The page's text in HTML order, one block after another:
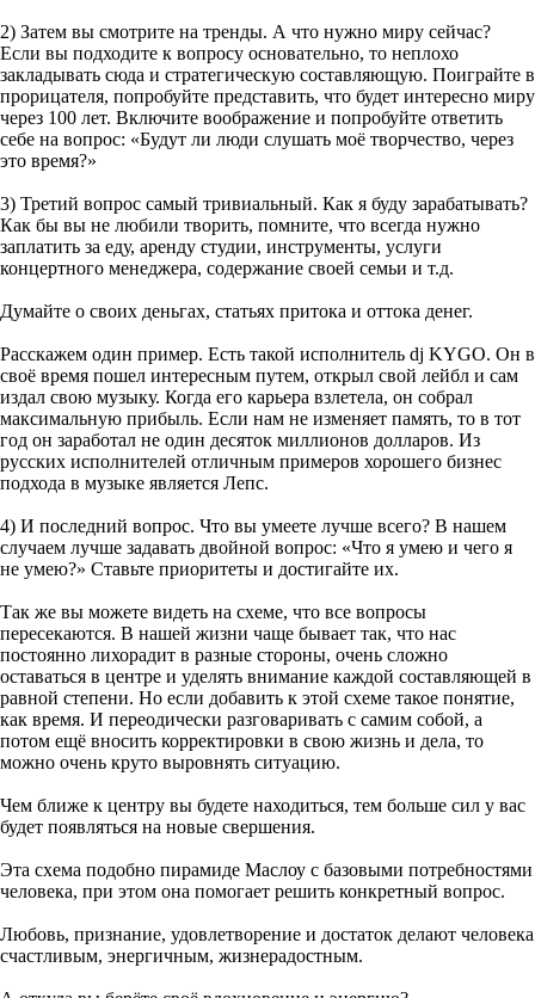
2) Затем вы смотрите на тренды. А что нужно миру сейчас?
Если вы подходите к вопросу основательно, то неплохо
закладывать сюда и стратегическую составляющую. Поиграйте в
прорицателя, попробуйте представить, что будет интересно миру
через 100 лет. Включите воображение и попробуйте ответить
себе на вопрос: «Будут ли люди слушать моё творчество, через
это время?»
3) Третий вопрос самый тривиальный. Как я буду зарабатывать?
Как бы вы не любили творить, помните, что всегда нужно
заплатить за еду, аренду студии, инструменты, услуги
концертного менеджера, содержание своей семьи и т.д.
Думайте о своих деньгах, статьях притока и оттока денег.
Расскажем один пример. Есть такой исполнитель dj KYGO. Он в
своё время пошел интересным путем, открыл свой лейбл и сам
издал свою музыку. Когда его карьера взлетела, он собрал
максимальную прибыль. Если нам не изменяет память, то в тот
год он заработал не один десяток миллионов долларов. Из
русских исполнителей отличным примеров хорошего бизнес
подхода в музыке является Лепс.
4) И последний вопрос. Что вы умеете лучше всего? В нашем
случаем лучше задавать двойной вопрос: «Что я умею и чего я
не умею?» Ставьте приоритеты и достигайте их.
Так же вы можете видеть на схеме, что все вопросы
пересекаются. В нашей жизни чаще бывает так, что нас
постоянно лихорадит в разные стороны, очень сложно
оставаться в центре и уделять внимание каждой составляющей в
равной степени. Но если добавить к этой схеме такое понятие,
как время. И переодически разговаривать с самим собой, а
потом ещё вносить корректировки в свою жизнь и дела, то
можно очень круто выровнять ситуацию.
Чем ближе к центру вы будете находиться, тем больше сил у вас
будет появляться на новые свершения.
Эта схема подобно пирамиде Маслоу с базовыми потребностями
человека, при этом она помогает решить конкретный вопрос.
Любовь, признание, удовлетворение и достаток делают человека
счастливым, энергичным, жизнерадостным.